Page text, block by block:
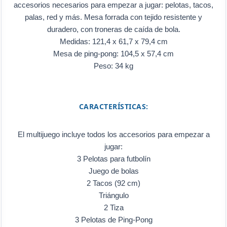
accesorios necesarios para empezar a jugar: pelotas, tacos,
palas, red y más. Mesa forrada con tejido resistente y
duradero, con troneras de caída de bola.
Medidas: 121,4 x 61,7 x 79,4 cm
Mesa de ping-pong: 104,5 x 57,4 cm
Peso: 34 kg
CARACTERÍSTICAS:
El multijuego incluye todos los accesorios para empezar a
jugar:
3 Pelotas para futbolín
Juego de bolas
2 Tacos (92 cm)
Triángulo
2 Tiza
3 Pelotas de Ping-Pong